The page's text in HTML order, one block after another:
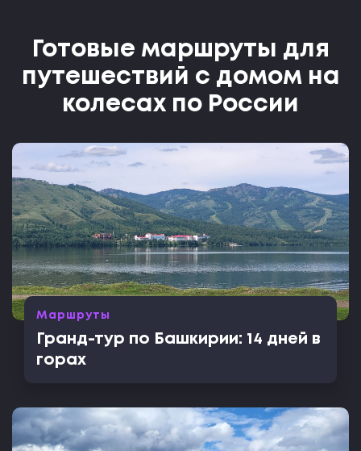
Готовые маршруты для
путешествий с домом на
колесах по России
Маршруты
Гранд-тур по Башкирии: 14 дней в
горах